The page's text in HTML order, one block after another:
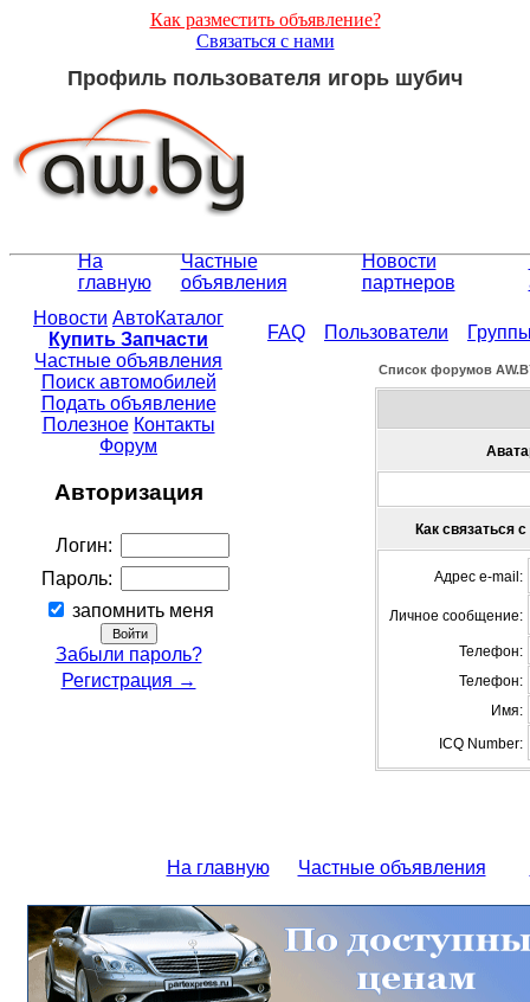
Как разместить объявление?
Связаться с нами
Профиль пользователя игорь шубич
На
главную
Частные
объявления
Новости
партнеров
Новости АвтоКаталог
Купить Запчасти
Частные объявления
Поиск автомобилей
Подать объявление
Полезное Контакты
Форум
Авторизация
Логин:
Пароль:
запомнить меня
Забыли пароль?
Регистрация →
FAQ Пользователи
Список форумов
Как связаться
Адрес e-mail:
Личное сообщение:
Телефон:
Телефон:
Имя:
ICQ Number:
На главную Частные объявления